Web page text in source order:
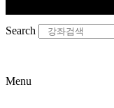
Search
Menu